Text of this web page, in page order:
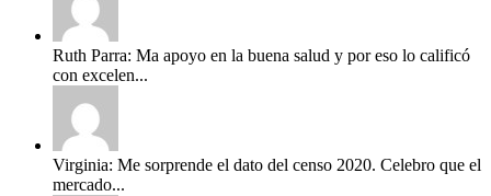
Ruth Parra: Ma apoyo en la buena salud y por eso lo calificó
con excelen...
Virginia: Me sorprende el dato del censo 2020. Celebro que el
mercado...